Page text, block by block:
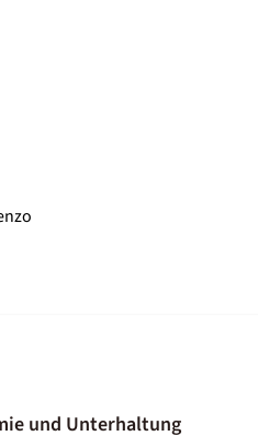
und Unterhaltung